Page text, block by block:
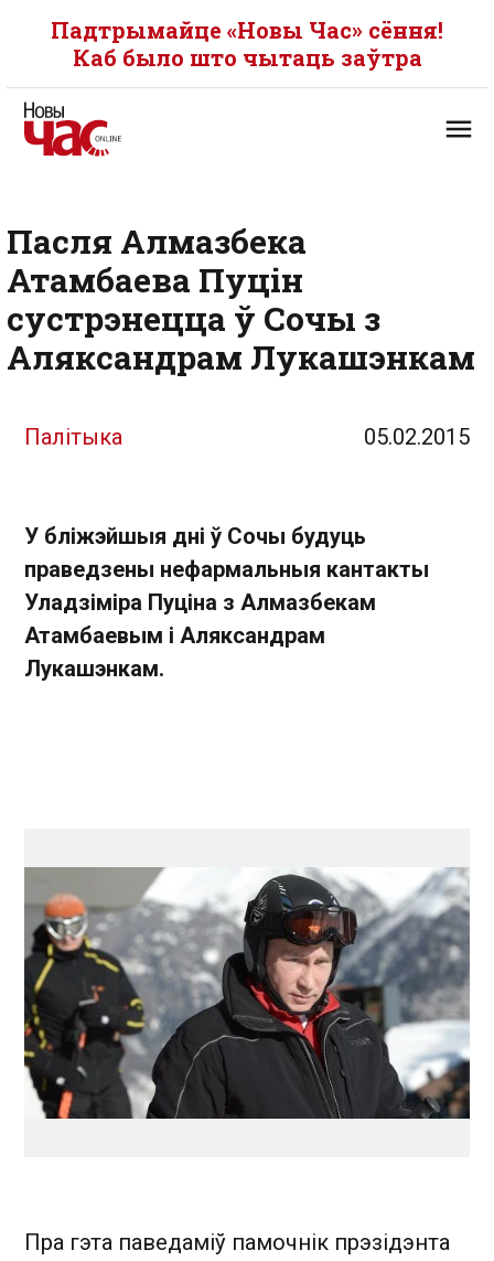
Падтрымайце «Новы Час» сёння!
Каб было што чытаць заўтра
Пасля Алмазбека
Атамбаева Пуцін
сустрэнецца ў Сочы з
Аляксандрам Лукашэнкам
Палітыка 05.02.2015
У бліжэйшыя дні ў Сочы будуць
праведзены нефармальныя кантакты
Уладзіміра Пуціна з Алмазбекам
Атамбаевым і Аляксандрам
Лукашэнкам.
Пра гэта паведаміў памочнік прэзідэнта